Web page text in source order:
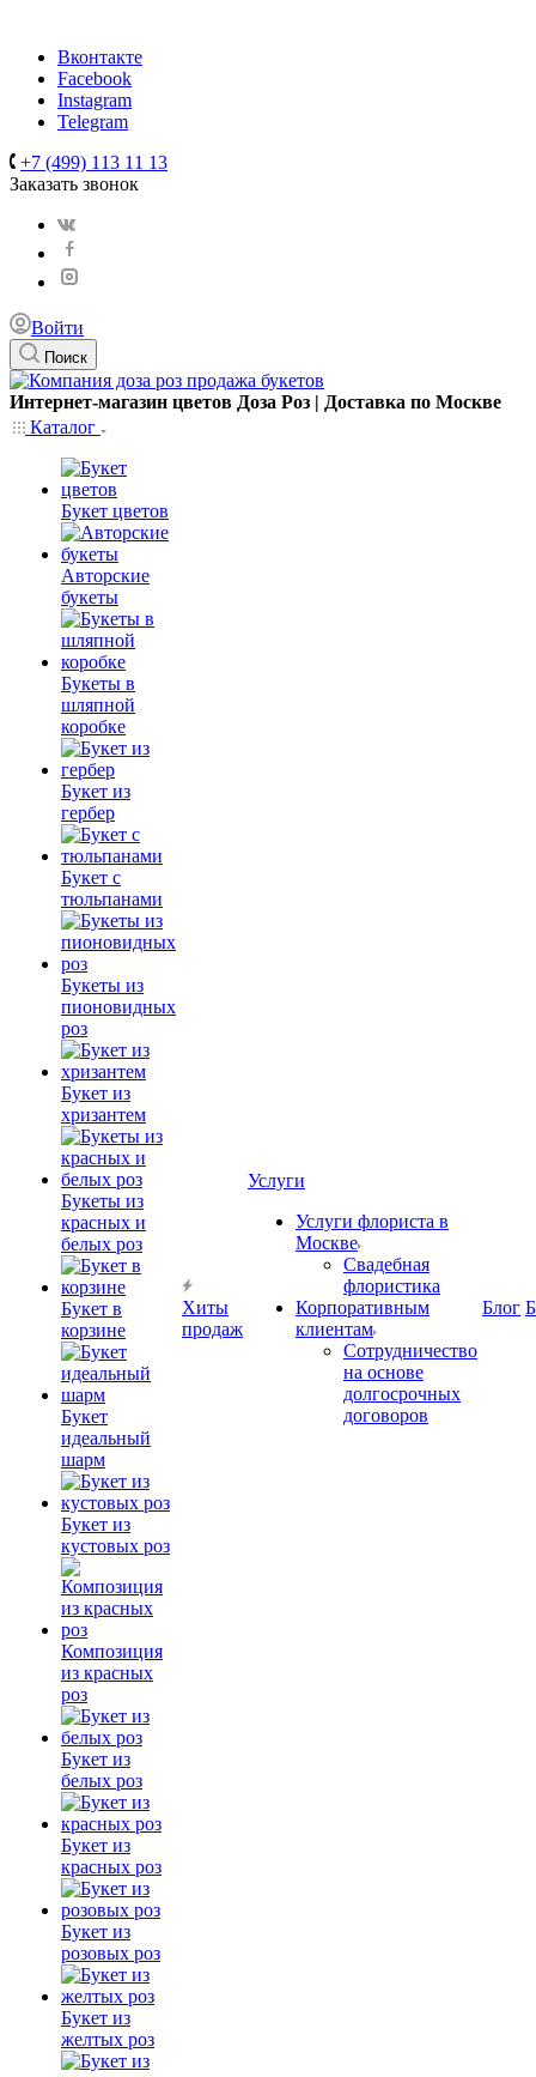
Вконтакте
Facebook
Instagram
Telegram
+7 (499) 113 11 13
Заказать звонок
Войти
Поиск
Интернет-магазин цветов Доза Роз | Доставка по Москве
Каталог
Букет цветов
Авторские
букеты
Букеты в
шляпной
коробке
Букет из
гербер
Букет с
тюльпанами
Букеты из
пионовидных
роз
Букет из
хризантем
Букеты из
красных и
белых роз
Букет в
корзине
Букет
идеальный
шарм
Букет из
кустовых роз
Композиция
из красных
роз
Букет из
белых роз
Букет из
красных роз
Букет из
розовых роз
Букет из
желтых роз
Хиты
продаж
Услуги
Услуги флориста в
Москве
Свадебная
флористика
Корпоративным
клиентам
Сотрудничество
на основе
долгосрочных
договоров
Блог